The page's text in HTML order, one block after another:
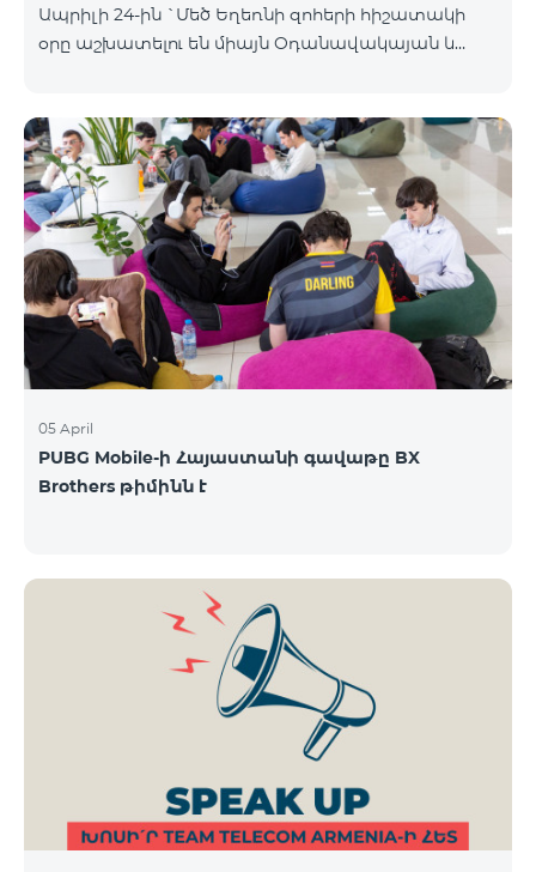
Ապրիլի 24-ին `Մեծ Եղեռնի զոհերի հիշատակի
օրը աշխատելու են միայն Օդանավակայան և
Վաճառքի և սպասարկման կենտրոնները կլինեն
փակ։
05 April
PUBG Mobile-ի Հայաստանի գավաթը BX
Brothers թիմինն է